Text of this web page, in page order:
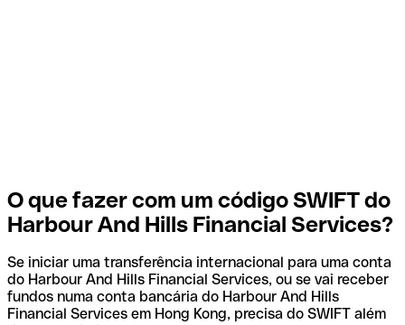
O que fazer com um código SWIFT do
Harbour And Hills Financial Services?
Se iniciar uma transferência internacional para uma conta
do Harbour And Hills Financial Services, ou se vai receber
fundos numa conta bancária do Harbour And Hills
Financial Services em Hong Kong, precisa do SWIFT além